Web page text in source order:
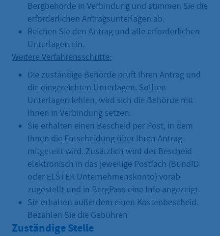
Bergbehörde in Verbindung und stimmen Sie die
erforderlichen Antragsunterlagen ab.
Reichen Sie den Antrag und alle erforderlichen
Unterlagen ein.
Weitere Verfahrensschritte:
Die zuständige Behörde prüft Ihren Antrag und
die eingereichten Unterlagen. Sollten
Unterlagen fehlen, wird sich die Behörde mit
Ihnen in Verbindung setzen.
Sie erhalten einen Bescheid per Post, in dem
Ihnen die Entscheidung über Ihren Antrag
mitgeteilt wird. Zusätzlich wird der Bescheid
elektronisch in das jeweilige Postfach (BundID
oder ELSTER Unternehmenskonto) vorab
zugestellt und in BergPass eine Info angezeigt.
Sie erhalten außerdem einen Kostenbescheid.
Bezahlen Sie die Gebühren
Zuständige Stelle